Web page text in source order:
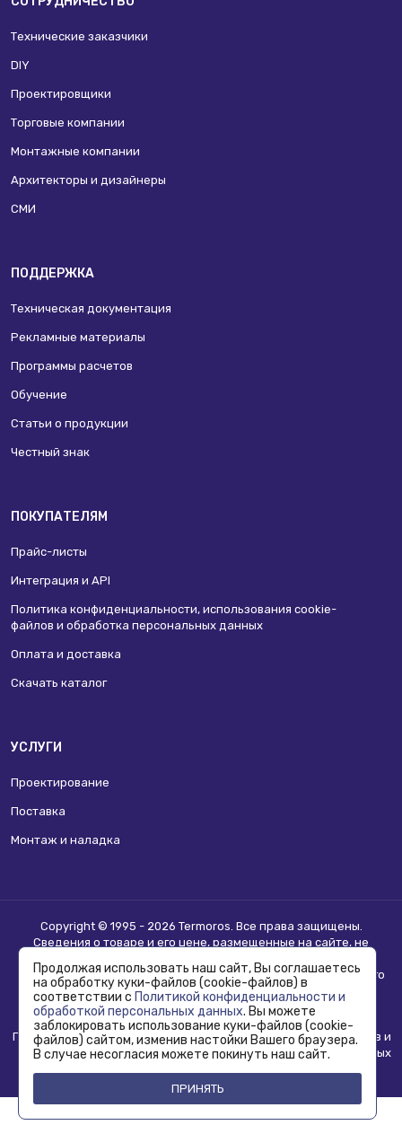
Технические заказчики
DIY
Проектировщики
Торговые компании
Монтажные компании
Архитекторы и дизайнеры
СМИ
ПОДДЕРЖКА
Техническая документация
Рекламные материалы
Программы расчетов
Обучение
Статьи о продукции
Честный знак
ПОКУПАТЕЛЯМ
Прайс-листы
Интеграция и API
Политика конфиденциальности, использования сookie-
файлов и обработка персональных данных
Оплата и доставка
Скачать каталог
УСЛУГИ
Проектирование
Поставка
Монтаж и наладка
Copyright © 1995 - 2026 Termoros. Все права защищены.
Сведения о товаре и его цене, размещенные на сайте, не
Информацию о возможности приобретения соответствующего
товара и условиях такого приобретения уточняйте в отделе
продаж.
Политика конфиденциальности, использования сookie-файлов и
обработка персональных данных
Продолжая использовать наш сайт, Вы соглашаетесь
на обработку куки-файлов (cookie-файлов) в
соответствии с Политикой конфиденциальности и
обработкой персональных данных. Вы можете
заблокировать использование куки-файлов (cookie-
файлов) сайтом, изменив настойки Вашего браузера.
В случае несогласия можете покинуть наш сайт.
ПРИНЯТЬ